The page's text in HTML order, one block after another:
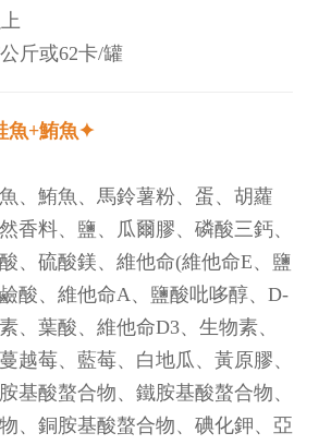
斤或62卡/罐
魚+鮪魚✦
、鮪魚、馬鈴薯粉、蛋、胡蘿
香料、鹽、瓜爾膠、磷酸三鈣、
、硫酸鎂、維他命(維他命E、鹽
酸、維他命A、鹽酸吡哆醇、D-
、葉酸、維他命D3、生物素、
越莓、藍莓、白地瓜、黃原膠、
基酸螯合物、鐵胺基酸螯合物、
、銅胺基酸螯合物、碘化鉀、亞